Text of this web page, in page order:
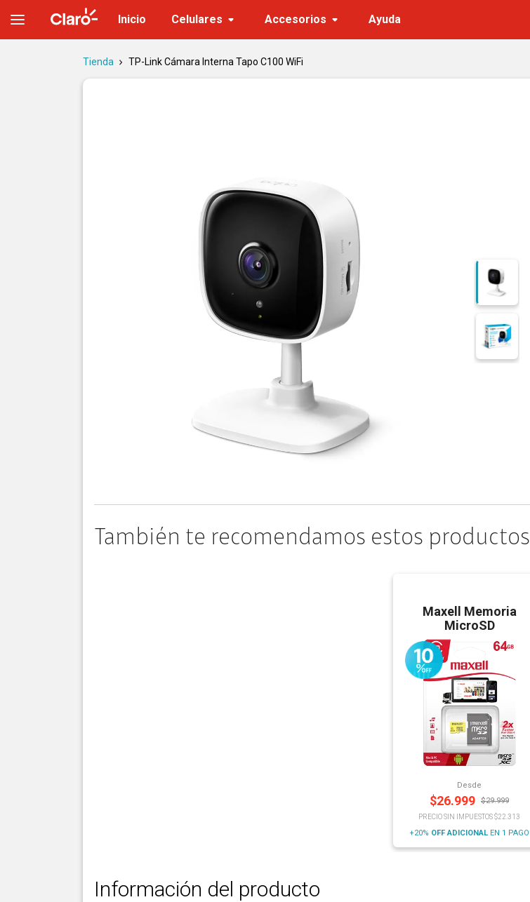
Inicio Celulares Accesorios Ayuda
Tienda TP-Link Cámara Interna Tapo C100 WiFi
También te recomendamos estos productos
Maxell Memoria
MicroSD
Desde
$26.999 $29.999
PRECIO SIN IMPUESTOS $22.313
+20% OFF ADICIONAL EN 1 PAGO
Información del producto
Cámara Interna Tapo C100 WiFi | Full HD y visión nocturna